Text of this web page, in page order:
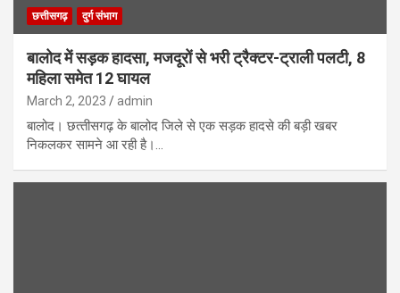
छत्तीसगढ़ दुर्ग संभाग
बालोद में सड़क हादसा, मजदूरों से भरी ट्रैक्टर-ट्राली पलटी, 8
महिला समेत 12 घायल
March 2, 2023 admin
बालोद। छत्‍तीसगढ़ के बालोद जिले से एक सड़क हादसे की बड़ी खबर
निकलकर सामने आ रही है।…